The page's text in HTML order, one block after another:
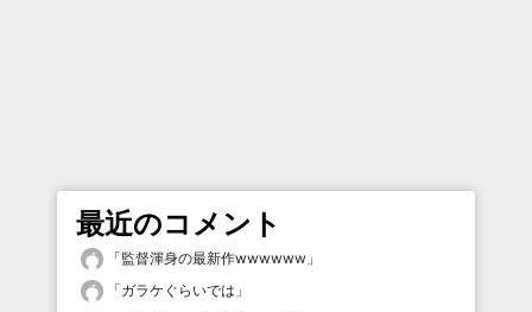
最近のコメント
「監督渾身の最新作wwwwww 」
「ガラケぐらいでは 」